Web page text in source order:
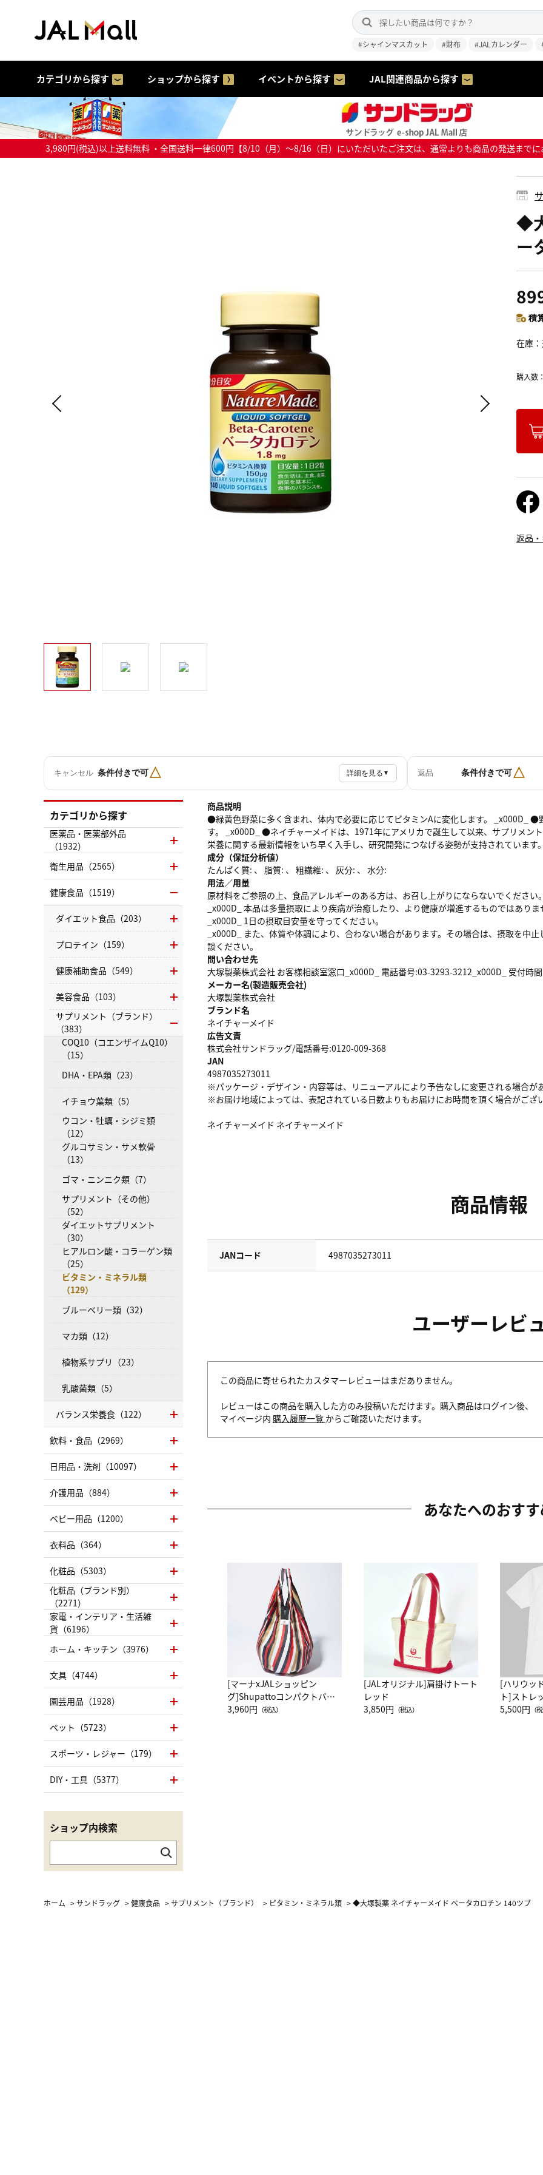
#シャインマスカット #財布 #JALカレンダー
カテゴリから探す ショップから探す イベントから探す JAL関連商品から探す
3,980円(税込)以上送料無料 ・全国送料一律600円【8/10（月）～8/16（日）にいただいたご注文は、通常よりも商品の発送まで
◆
ー
積
在庫
購入数：
返品
キャンセル 条件付きで可△ 詳細を見る ▼ 返品 条件付きで可△
商品説明
●緑黄色野菜に多く含まれ、体内で必要に応じてビタミンAに変化します。 _x000D_
す。 _x000D_ ●ネイチャーメイドは、1971年にアメリカで誕生して以来、サプリメン
栄養に関する最新情報をいち早く入手し、研究開発につなげる姿勢が支持されています。
成分（保証分析値）
たんぱく質: 、 脂質: 、 粗繊維: 、 灰分: 、 水分:
用法／用量
原材料をご参照の上、食品アレルギーのある方は、お召し上がりにならないでください。
_x000D_ 本品は多量摂取により疾病が治癒したり、より健康が増進するものではありま
_x000D_ 1日の摂取目安量を守ってください。
_x000D_ また、体質や体調により、合わない場合があります。その場合は、摂取を中
談ください。
問い合わせ先
大塚製薬株式会社 お客様相談室窓口_x000D_ 電話番号:03-3293-3212_x000D_ 受付時
メーカー名(製造販売会社)
大塚製薬株式会社
ブランド名
ネイチャーメイド
広告文責
株式会社サンドラッグ/電話番号:0120-009-368
JAN
4987035273011
※パッケージ・デザイン・内容等は、リニューアルにより予告なしに変更される場合が
※お届け地域によっては、表記されている日数よりもお届けにお時間を頂く場合がござい
ネイチャーメイド ネイチャーメイド
商品情報
JANコード 4987035273011
ユーザーレビ
この商品に寄せられたカスタマーレビューはまだありません。
レビューはこの商品を購入した方のみ投稿いただけます。購入商品はログイン後、
マイページ内 購入履歴一覧 からご確認いただけます。
あなたへのおす
[マーナxJALショッピン
グ]Shupattoコンパクトバッ
グ Drop JAL客室乗務員
3,960円 （税込）
[JALオリジナル]肩掛けトート
レッド
3,850円 （税込）
[ハリウッ
ト]ストレ
ーネック別
5,500円 （
カテゴリから探す
医薬品・医薬部外品
（1932）
衛生用品（2565）
健康食品（1519）
ダイエット食品（203）
プロテイン（159）
健康補助食品（549）
美容食品（103）
サプリメント（ブランド）
（383）
COQ10（コエンザイムQ10）
（15）
DHA・EPA類（23）
イチョウ葉類（5）
ウコン・牡蠣・シジミ類
（12）
グルコサミン・サメ軟骨
（13）
ゴマ・ニンニク類（7）
サプリメント（その他）
（52）
ダイエットサプリメント
（30）
ヒアルロン酸・コラーゲン類
（25）
ビタミン・ミネラル類
（129）
ブルーベリー類（32）
マカ類（12）
植物系サプリ（23）
乳酸菌類（5）
バランス栄養食（122）
飲料・食品（2969）
日用品・洗剤（10097）
介護用品（884）
ベビー用品（1200）
衣料品（364）
化粧品（5303）
化粧品（ブランド別）
（2271）
家電・インテリア・生活雑
貨（6196）
ホーム・キッチン（3976）
文具（4744）
園芸用品（1928）
ペット（5723）
スポーツ・レジャー（179）
DIY・工具（5377）
ショップ内検索
ホーム >サンドラッグ >健康食品 >サプリメント（ブランド） > ビタミン・ミネラル類 >◆大塚製薬 ネイチャーメイド ベータカロチン 140ツブ